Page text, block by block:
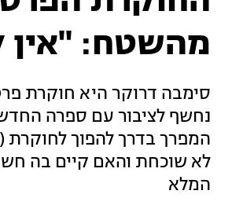
מהשטח: "אין
נחשף לציבור עם ספרה
המפרך בדרך להפוך
לא שוכחת והאם קיים בה
המלא